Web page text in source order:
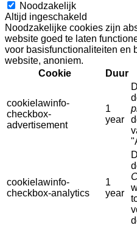
Noodzakelijk
Altijd ingeschakeld
Noodzakelijke cookies zijn
website goed te laten
voor basisfunctionaliteiten en
website, anoniem.
Cookie
Duur
cookielawinfo-
checkbox-
advertisement
1
year
cookielawinfo-
checkbox-analytics
1
year